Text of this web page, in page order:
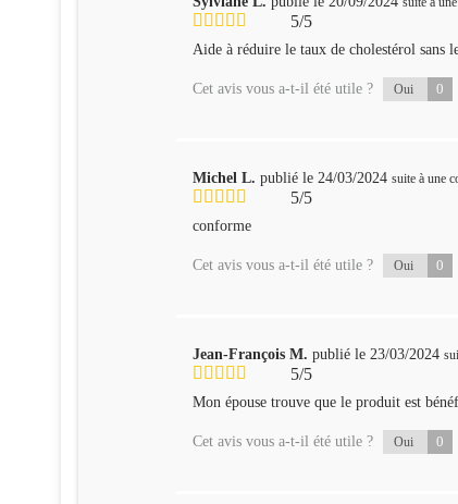
5/5
Aide à réduire le taux de cholestérol sans
Cet avis vous a-t-il été utile ? Oui 0
Michel L. publié le 24/03/2024 suite à une
5/5
conforme
Cet avis vous a-t-il été utile ? Oui 0
Jean-François M. publié le 23/03/2024
5/5
Mon épouse trouve que le produit est
Cet avis vous a-t-il été utile ? Oui 0